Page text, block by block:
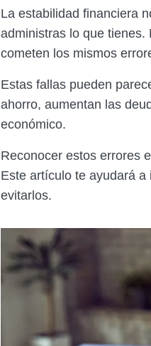
La estabilidad financiera
administras lo que
cometen los mismos
Estas fallas pueden
ahorro, aumentan las
económico.
Reconocer estos errores
Este artículo te ayudará
evitarlos.